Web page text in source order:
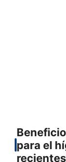
para el
recientes